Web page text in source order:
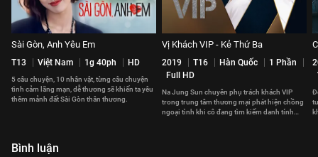
Sài Gòn, Anh Yêu Em
T13 Việt Nam 1g 40ph HD
5 câu chuyện, 10 nhân vật, từng câu chuyện
tình cảm lãng mạn, dễ thương sẽ khiến ta yêu
thêm mảnh đất Sài Gòn thân thương.
Vị Khách VIP - Kẻ Thứ Ba
2019 T16 Hàn Quốc
1 Phần
Full HD
Na Jung Sun chuyên phụ trách khách VIP
trong trung tâm thương mại phát hiện chồng
ngoại tình khi cô đang tìm kiếm danh tính
Bình luận